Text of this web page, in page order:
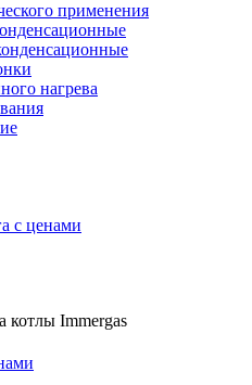
применения
нагрева
с ценами
котлы Immergas